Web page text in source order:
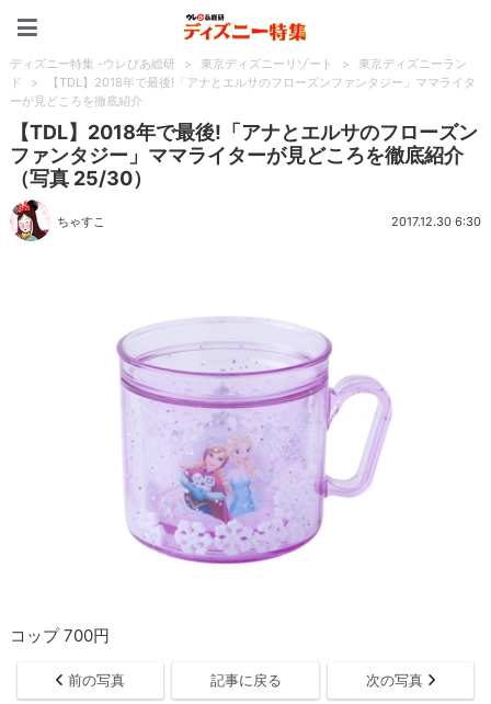
ディズニー特集 -ウレぴあ総研 > 東京ディズニーリゾート >
東京ディズニーラン
ド
>
【TDL】2018年で最後!「アナとエルサのフローズンファンタジー」ママライタ
ーが見どころを徹底紹介
【TDL】2018年で最後!「アナとエルサのフローズン
ファンタジー」ママライターが見どころを徹底紹介
（写真 25/30）
ちゃすこ 2017.12.30 6:30
コップ 700円
前の写真 記事に戻る 次の写真